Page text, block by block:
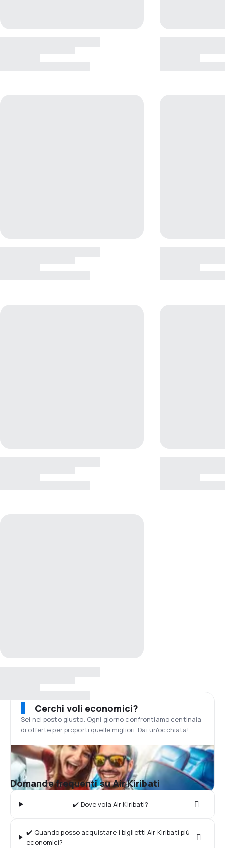
Cerchi voli economici?
Sei nel posto giusto. Ogni giorno confrontiamo centinaia
di offerte per proporti quelle migliori. Dai un'occhiata!
Domande frequenti su Air Kiribati
✔️ Dove vola Air Kiribati?
✔️ Quando posso acquistare i biglietti Air Kiribati più
economici?